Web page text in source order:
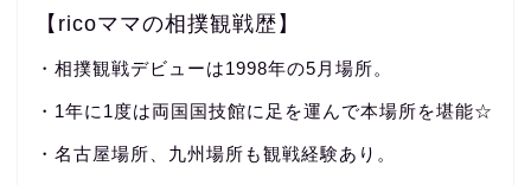
【ricoママの相撲観戦歴】
・相撲観戦デビューは1998年の5月場所。
・1年に1度は両国国技館に足を運んで本場所を堪能☆
・名古屋場所、九州場所も観戦経験あり。